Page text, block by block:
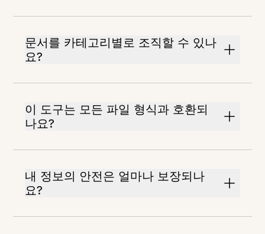
문서를 카테고리별로 조직할 수 있나
요?
이 도구는 모든 파일 형식과 호환되
나요?
내 정보의 안전은 얼마나 보장되나
요?